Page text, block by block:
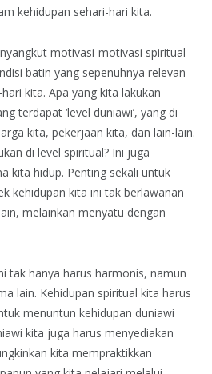
kehidupan sehari-hari kita.
motivasi-motivasi spiritual
batin yang sepenuhnya relevan
kita. Apa yang kita lakukan
terdapat ‘level duniawi’, yang di
kita, pekerjaan kita, dan lain-lain.
di level spiritual? Ini juga
kita hidup. Penting sekali untuk
kehidupan kita ini tak berlawanan
melainkan menyatu dengan
tak hanya harus harmonis, namun
lain. Kehidupan spiritual kita harus
menuntun kehidupan duniawi
kita juga harus menyediakan
kita mempraktikkan